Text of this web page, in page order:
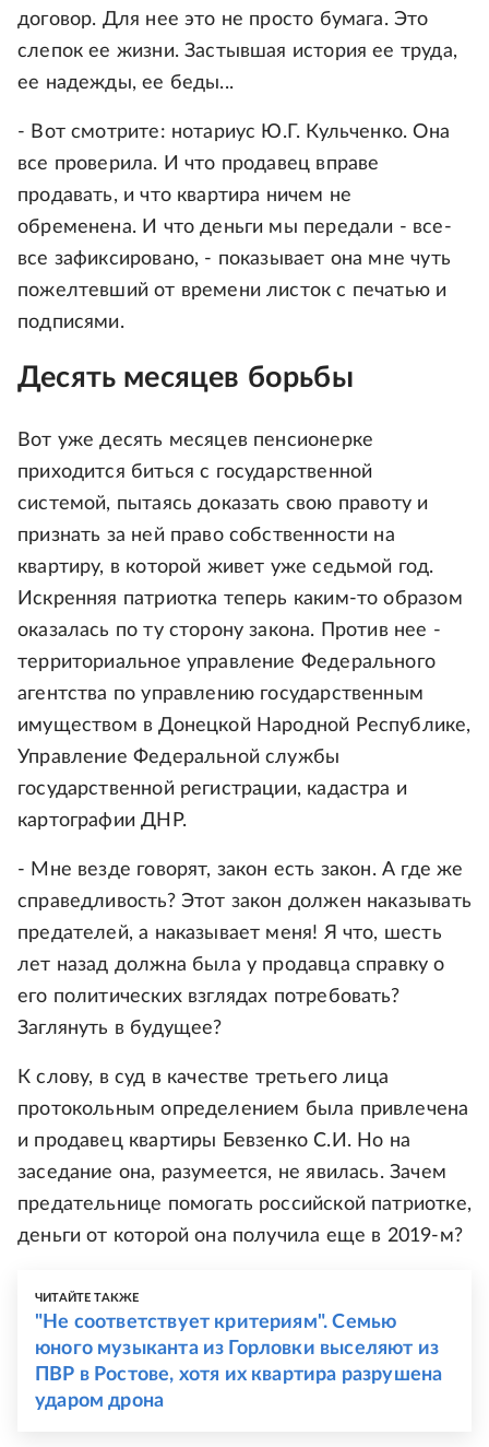
договор. Для нее это не просто бумага. Это
слепок ее жизни. Застывшая история ее труда,
ее надежды, ее беды...
- Вот смотрите: нотариус Ю.Г. Кульченко. Она
все проверила. И что продавец вправе
продавать, и что квартира ничем не
обременена. И что деньги мы передали - все-
все зафиксировано, - показывает она мне чуть
пожелтевший от времени листок с печатью и
подписями.
Десять месяцев борьбы
Вот уже десять месяцев пенсионерке
приходится биться с государственной
системой, пытаясь доказать свою правоту и
признать за ней право собственности на
квартиру, в которой живет уже седьмой год.
Искренняя патриотка теперь каким-то образом
оказалась по ту сторону закона. Против нее -
территориальное управление Федерального
агентства по управлению государственным
имуществом в Донецкой Народной Республике,
Управление Федеральной службы
государственной регистрации, кадастра и
картографии ДНР.
- Мне везде говорят, закон есть закон. А где же
справедливость? Этот закон должен наказывать
предателей, а наказывает меня! Я что, шесть
лет назад должна была у продавца справку о
его политических взглядах потребовать?
Заглянуть в будущее?
К слову, в суд в качестве третьего лица
протокольным определением была привлечена
и продавец квартиры Бевзенко С.И. Но на
заседание она, разумеется, не явилась. Зачем
предательнице помогать российской патриотке,
деньги от которой она получила еще в 2019-м?
ЧИТАЙТЕ ТАКЖЕ
"Не соответствует критериям". Семью
юного музыканта из Горловки выселяют из
ПВР в Ростове, хотя их квартира разрушена
ударом дрона